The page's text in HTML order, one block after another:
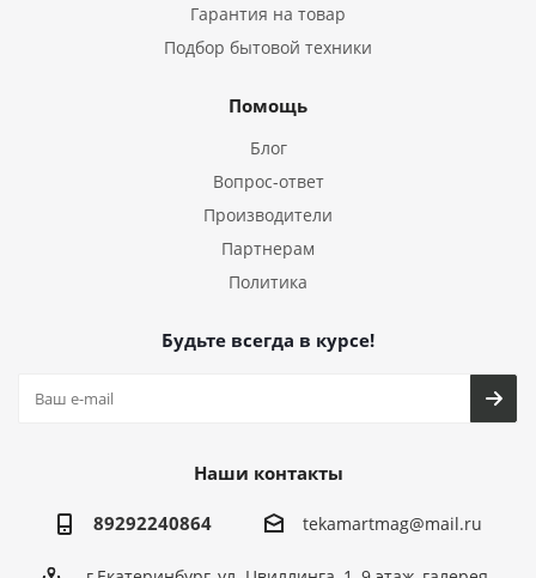
Гарантия на товар
Подбор бытовой техники
Помощь
Блог
Вопрос-ответ
Производители
Партнерам
Политика
Будьте всегда в курсе!
Наши контакты
89292240864 tekamartmag@mail.ru